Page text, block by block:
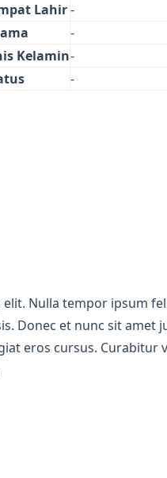
Lahir-
-
Kelamin-
-
Nulla tempor ipsum
Donec et nunc sit
eros cursus.